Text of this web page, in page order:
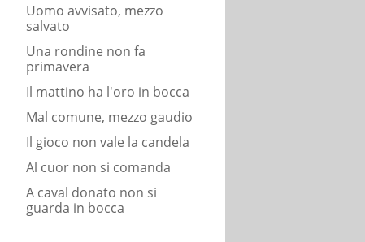
Uomo avvisato, mezzo
salvato
Una rondine non fa
primavera
Il mattino ha l'oro in bocca
Mal comune, mezzo gaudio
Il gioco non vale la candela
Al cuor non si comanda
A caval donato non si
guarda in bocca